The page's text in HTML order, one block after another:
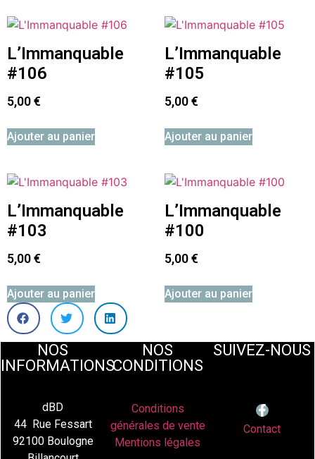
L’Immanquable
#106
5,00€
Ajouter au panier
L’Immanquable
#105
5,00€
Ajouter au panier
L’Immanquable
#103
5,00€
Ajouter au panier
L’Immanquable
#100
5,00€
Ajouter au panier
NOS
INFORMATIONS
dBD
44 Rue Fessart
92100 Boulogne
NOS
CONDITIONS
Conditions
générales de vente
Mentions légales
SUIVEZ-NOUS
Contact